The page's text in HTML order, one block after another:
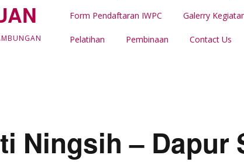
Latar Belakang
LIPUTAN & BERITA IWPC
Form Pendaftaran IWPC Galerry
Pelatihan Pembinaan Contact Us
Ningsih – Dapur